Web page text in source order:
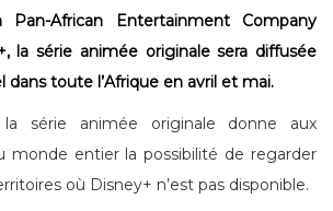
African Entertainment Company
la série animée originale sera diffusée
dans toute l’Afrique en avril et mai.
série animée originale donne aux
monde entier la possibilité de regarder
où Disney+ n’est pas disponible.